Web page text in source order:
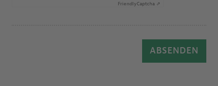
FriendlyCaptcha ⇗
ABSENDEN